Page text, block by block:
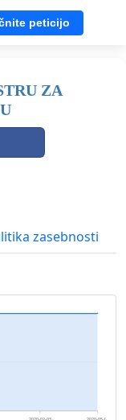
peticijo
ZA
zasebnosti